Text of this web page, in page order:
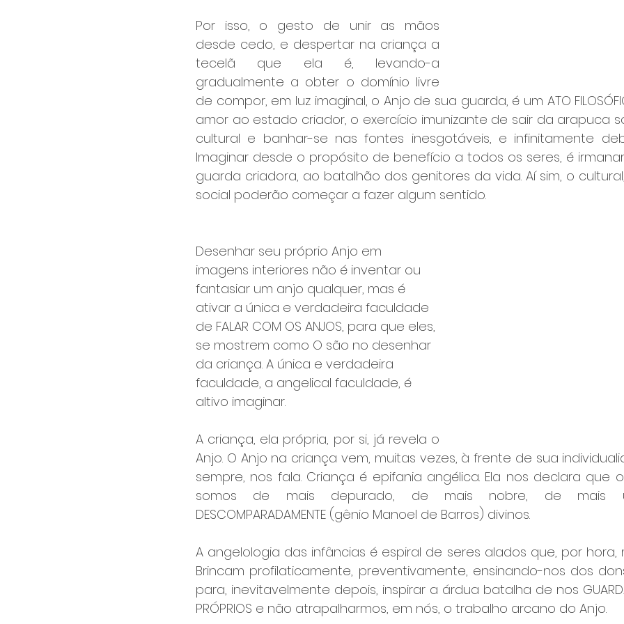
Por isso, o gesto de unir as mãos
desde cedo, e despertar na criança a
tecelã que ela é, levando-a
gradualmente a obter o domínio livre
de compor, em luz imaginal, o Anjo de sua guarda, é um ATO
amor ao estado criador, o exercício imunizante de sair da arapuca
cultural e banhar-se nas fontes inesgotáveis, e infinitamente
Imaginar desde o propósito de benefício a todos os seres, é
guarda criadora, ao batalhão dos genitores da vida. Aí sim, o
social poderão começar a fazer algum sentido.
Desenhar seu próprio Anjo em
imagens interiores não é inventar ou
fantasiar um anjo qualquer, mas é
ativar a única e verdadeira faculdade
de FALAR COM OS ANJOS, para que eles,
se mostrem como O são no desenhar
da criança. A única e verdadeira
faculdade, a angelical faculdade, é
altivo imaginar.
A criança, ela própria, por si, já revela o
Anjo. O Anjo na criança vem, muitas vezes, à frente de sua
sempre, nos fala. Criança é epifania angélica. Ela nos declara que
somos de mais depurado, de mais nobre, de mais
DESCOMPARADAMENTE (gênio Manoel de Barros) divinos.
A angelologia das infâncias é espiral de seres alados que, por hora,
Brincam profilaticamente, preventivamente, ensinando-nos dos
para, inevitavelmente depois, inspirar a árdua batalha de nos
PRÓPRIOS e não atrapalharmos, em nós, o trabalho arcano do Anjo.